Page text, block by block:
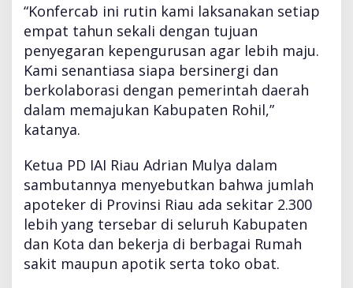
h
u
2
2
“Konfercab ini rutin kami laksanakan setiap
empat tahun sekali dengan tujuan
penyegaran kepengurusan agar lebih maju.
Kami senantiasa siapa bersinergi dan
berkolaborasi dengan pemerintah daerah
dalam memajukan Kabupaten Rohil,”
katanya.
Ketua PD IAI Riau Adrian Mulya dalam
sambutannya menyebutkan bahwa jumlah
apoteker di Provinsi Riau ada sekitar 2.300
lebih yang tersebar di seluruh Kabupaten
dan Kota dan bekerja di berbagai Rumah
sakit maupun apotik serta toko obat.